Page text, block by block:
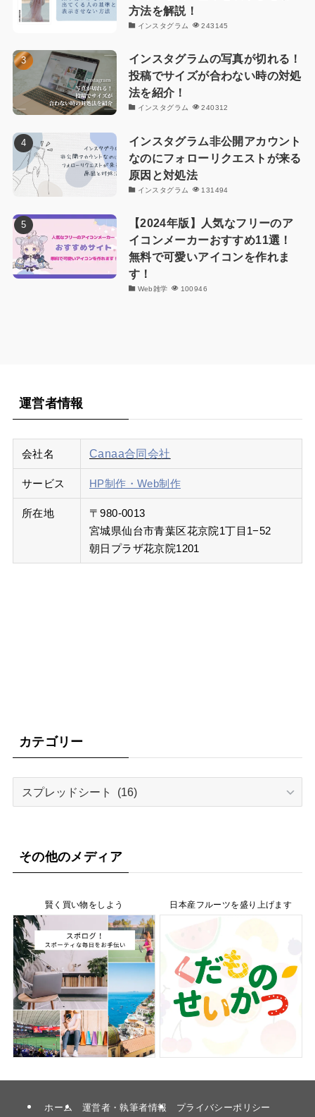
方法を解説！
インスタグラム 243145
インスタグラムの写真が切れる！
投稿でサイズが合わない時の対処
法を紹介！
インスタグラム 240312
インスタグラム非公開アカウント
なのにフォローリクエストが来る
原因と対処法
インスタグラム 131494
【2024年版】人気なフリーのア
イコンメーカーおすすめ11選！
無料で可愛いアイコンを作れま
す！
Web雑学 100946
運営者情報
会社名 Canaa合同会社
サービス HP制作・Web制作
所在地
〒980-0013
宮城県仙台市青葉区花京院1丁目1−52
朝日プラザ花京院1201
カテゴリー
ーその他のメディア
賢く買い物をしよう 日本産フルーツを盛り上げます
ホーム 運営者・執筆者情報 プライバシーポリシー